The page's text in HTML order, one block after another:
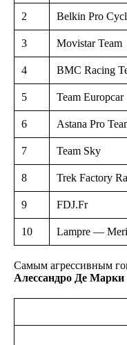
2 Belkin Pro
3 Movistar Team
4 BMC Racing
5 Team Europcar
6 Astana Pro
7 Team Sky
8 Trek Factory
9 FDJ.Fr
10 Lampre —
Самым агрессивным
Алессандро Де Марки